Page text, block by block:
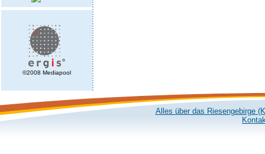
©2008 Mediapool
Alles über das Riesengebirge